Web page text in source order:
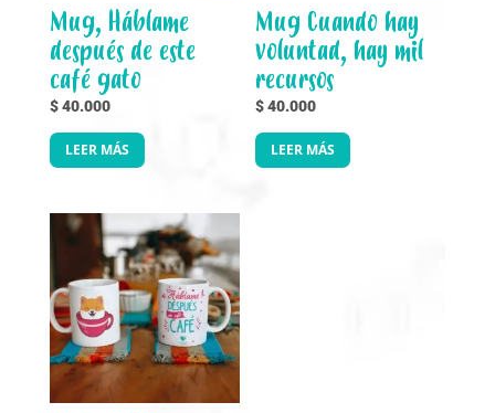
Mug, Háblame
después de este
café gato
$40.000
LEER MÁS
Mug Cuando hay
voluntad, hay mil
recursos
$40.000
LEER MÁS